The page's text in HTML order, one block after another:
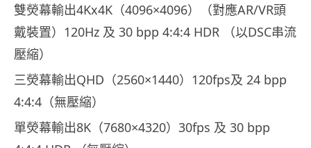
雙熒幕輸出4Kx4K（4096×4096）（對應AR/VR頭
戴裝置）120Hz 及 30 bpp 4:4:4 HDR （以DSC串流
壓縮）
三熒幕輸出QHD（2560×1440）120fps及 24 bpp
4:4:4（無壓縮）
單熒幕輸出8K（7680×4320）30fps 及 30 bpp